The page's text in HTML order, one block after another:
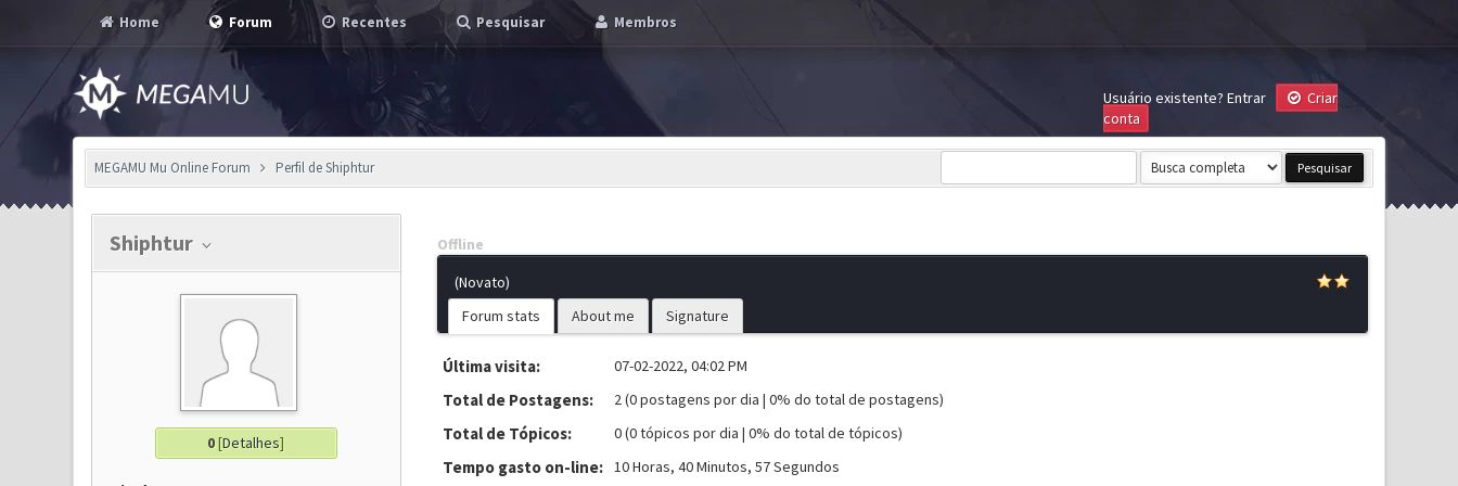
Home Forum Recentes Pesquisar Membros
Usuário existente? Entrar
Criar
conta
MEGAMU Mu Online Forum Perfil de Shiphtur
Shiphtur
0[Detalhes]
Offline
(Novato)
Forum stats
About me Signature
Última visita: 07-02-2022, 04:02 PM
Total de Postagens: 2 (0 postagens por dia | 0% do total de postagens)
Total de Tópicos: 0 (0 tópicos por dia | 0% do total de tópicos)
Tempo gasto on-line: 10 Horas, 40 Minutos, 57 Segundos